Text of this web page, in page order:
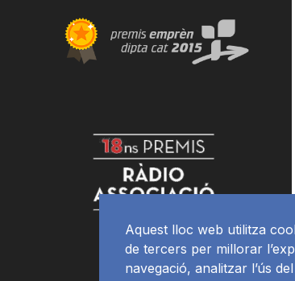
Aquest lloc web utilitza
de tercers per millorar
navegació, analitzar l’ús